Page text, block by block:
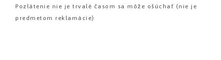
Pozlátenie nie je trvalé časom sa môže ošúchať (nie je
predmetom reklamácie)